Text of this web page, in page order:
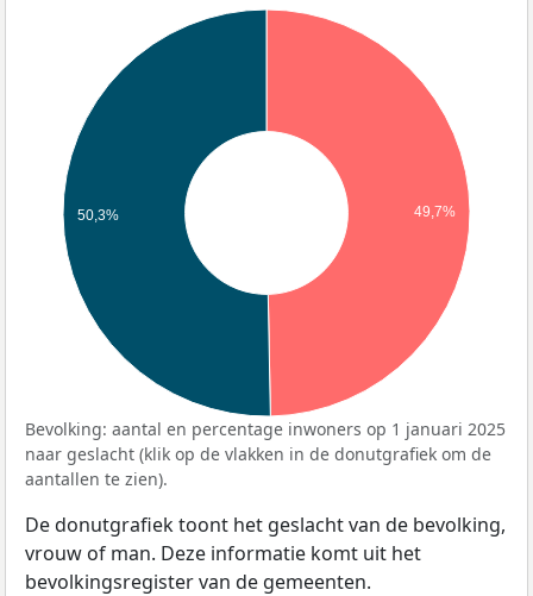
49,7%
50,3%
Bevolking: aantal en percentage inwoners op 1 januari 2025
naar geslacht (klik op de vlakken in de donutgrafiek om de
aantallen te zien).
De donutgrafiek toont het geslacht van de bevolking,
vrouw of man. Deze informatie komt uit het
bevolkingsregister van de gemeenten.